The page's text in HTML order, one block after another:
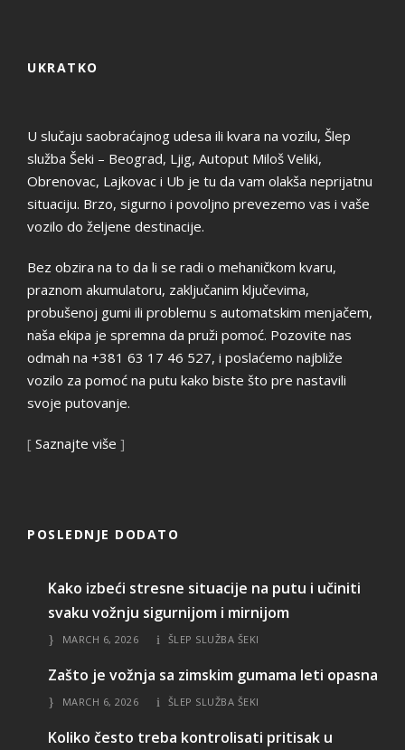
UKRATKO
U slučaju saobraćajnog udesa ili kvara na vozilu, Šlep
služba Šeki – Beograd, Ljig, Autoput Miloš Veliki,
Obrenovac, Lajkovac i Ub je tu da vam olakša neprijatnu
situaciju. Brzo, sigurno i povoljno prevezemo vas i vaše
vozilo do željene destinacije.
Bez obzira na to da li se radi o mehaničkom kvaru,
praznom akumulatoru, zaključanim ključevima,
probušenoj gumi ili problemu s automatskim menjačem,
naša ekipa je spremna da pruži pomoć. Pozovite nas
odmah na +381 63 17 46 527, i poslaćemo najbliže
vozilo za pomoć na putu kako biste što pre nastavili
svoje putovanje.
[ Saznajte više ]
POSLEDNJE DODATO
Kako izbeći stresne situacije na putu i učiniti
svaku vožnju sigurnijom i mirnijom
MARCH 6, 2026 ŠLEP SLUŽBA ŠEKI
Zašto je vožnja sa zimskim gumama leti opasna
MARCH 6, 2026 ŠLEP SLUŽBA ŠEKI
Koliko često treba kontrolisati pritisak u